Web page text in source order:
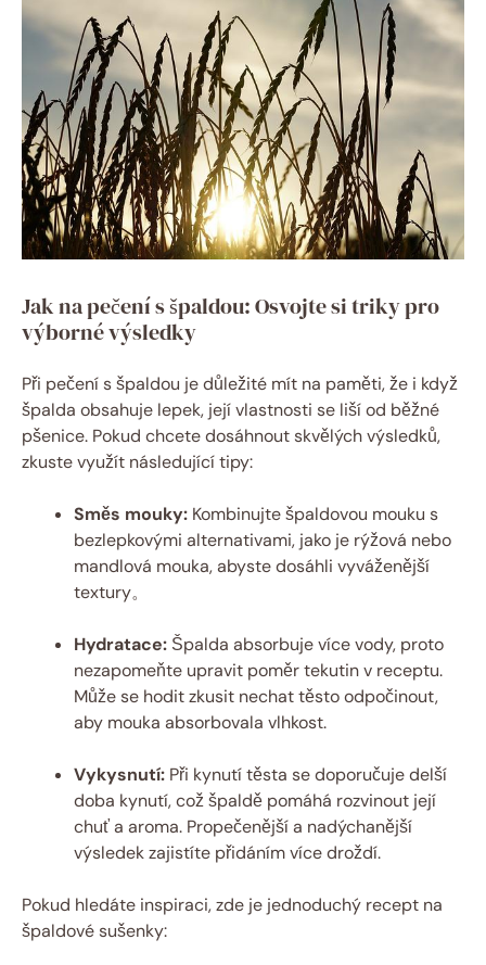
Jak na⁣ pečení‍ s špaldou: Osvojte si triky⁣ pro
výborné výsledky
Při pečení s špaldou ‌je důležité ​mít ⁤na paměti, že⁤ i když
špalda obsahuje lepek, její ​vlastnosti se liší od​ běžné
pšenice. Pokud⁣ chcete ‌dosáhnout ​skvělých výsledků,
⁤zkuste využít následující tipy:
Směs mouky: Kombinujte špaldovou mouku ⁢s
bezlepkovými alternativami, ‍jako je rýžová nebo
mandlová mouka, abyste ​dosáhli ⁣vyváženější
textury。
Hydratace: Špalda absorbuje‌ více vody, proto
nezapomeňte upravit poměr tekutin v ‍receptu.
Může ‌se⁢ hodit zkusit nechat ‍těsto odpočinout,
aby mouka absorbovala vlhkost.
Vykysnutí: Při kynutí ‍těsta se doporučuje delší
doba kynutí, což špaldě pomáhá ‍rozvinout její
chuť a aroma. Propečenější ⁤a nadýchanější
výsledek zajistíte přidáním více droždí.
Pokud hledáte⁢ inspiraci, zde je jednoduchý recept na
špaldové⁢ sušenky: